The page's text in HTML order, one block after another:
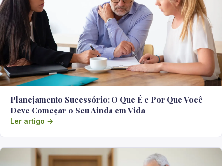
Planejamento Sucessório: O Que É e Por Que Você
Deve Começar o Seu Ainda em Vida
Ler artigo →